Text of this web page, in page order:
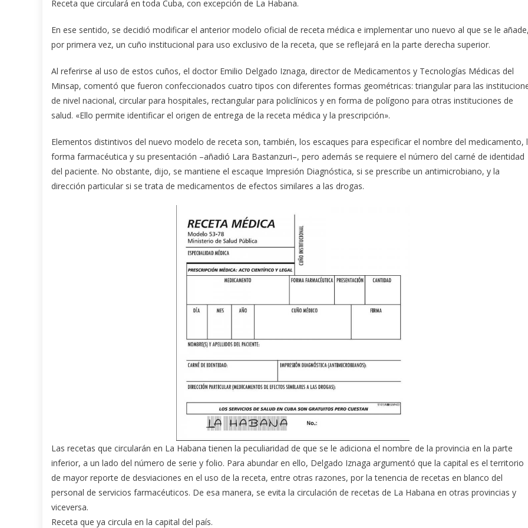
Receta que circulará en toda Cuba, con excepción de La Habana.
En ese sentido, se decidió modificar el anterior modelo oficial de receta médica e implementar uno nuevo al que se le añade,
por primera vez, un cuño institucional para uso exclusivo de la receta, que se reflejará en la parte derecha superior.
Al referirse al uso de estos cuños, el doctor Emilio Delgado Iznaga, director de Medicamentos y Tecnologías Médicas del
Minsap, comentó que fueron confeccionados cuatro tipos con diferentes formas geométricas: triangular para las
de nivel nacional, circular para hospitales, rectangular para policlínicos y en forma de polígono para otras instituciones de
salud. «Ello permite identificar el origen de entrega de la receta médica y la prescripción».
Elementos distintivos del nuevo modelo de receta son, también, los escaques para especificar el nombre del medicamento,
forma farmacéutica y su presentación –añadió Lara Bastanzuri–, pero además se requiere el número del carné de identidad
del paciente. No obstante, dijo, se mantiene el escaque Impresión Diagnóstica, si se prescribe un antimicrobiano, y la
dirección particular si se trata de medicamentos de efectos similares a las drogas.
Las recetas que circularán en La Habana tienen la peculiaridad de que se le adiciona el nombre de la provincia en la parte
inferior, a un lado del número de serie y folio. Para abundar en ello, Delgado Iznaga argumentó que la capital es el territorio
de mayor reporte de desviaciones en el uso de la receta, entre otras razones, por la tenencia de recetas en blanco del
personal de servicios farmacéuticos. De esa manera, se evita la circulación de recetas de La Habana en otras provincias y
viceversa.
Receta que ya circula en la capital del país.